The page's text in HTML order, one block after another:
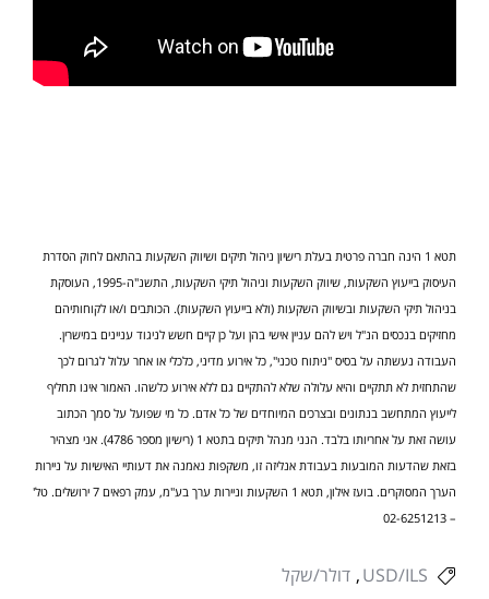
תטא 1 הינה חברה פרטית בעלת רישיון ניהול תיקים ושיווק השקעות בהתאם לחוק הסדרת
העיסוק בייעוץ השקעות, שיווק השקעות וניהול תיקי השקעות, התשנ"ה-1995, העוסקת
בניהול תיקי השקעות ובשיווק השקעות (ולא בייעוץ השקעות). הכותבים ו/או לקוחותיהם
מחזיקים בנכסים הנ"ל ויש להם עניין אישי בהן ועל כן קיים חשש לניגוד עניינים במישרין.
העבודה נעשתה על בסיס "ניתוח טכני", כל אירוע מדיני, כלכלי או אחר עלול לגרום לכך
שהתחזית לא תתקיים והיא עלולה שלא להתקיים גם ללא אירוע כלשהו. האמור אינו תחליף
לייעוץ המתחשב בנתונים ובצרכים המיוחדים של כל אדם. כל מי שפועל על סמך הכתוב
עושה זאת על אחריותו בלבד. הנני מנהל תיקים בתטא 1 (רישיון מספר 4786). אני מצהיר
בזאת שהדעות המובעות בעבודת אנליזה זו, משקפות נאמנה את דעותיי האישיות על ניירות
הערך המסוקרים. בועז אילון, תטא 1 השקעות וניירות ערך בע"מ, עמק רפאים 7 ירושלים. טל'
– 02-6251213
USD/ILS דולר/שקל